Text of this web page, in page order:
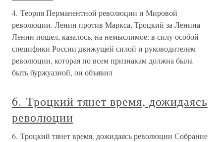
4. Теория Перманентной революции и Мировой
революции. Ленин против Маркса, Троцкий за Ленина
Ленин пошел, казалось, на немыслимое: в силу особой
специфики России движущей силой и руководителем
революции, которая по всем признакам должна была
быть буржуазной, он объявил
6. Троцкий тянет время, дожидаясь
революции
6. Троцкий тянет время, дожидаясь революции Собрание